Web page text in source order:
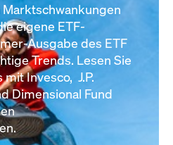
eigene ETF-
Ausgabe des ETF
Trends. Lesen Sie
Invesco, J.P.
Dimensional Fund